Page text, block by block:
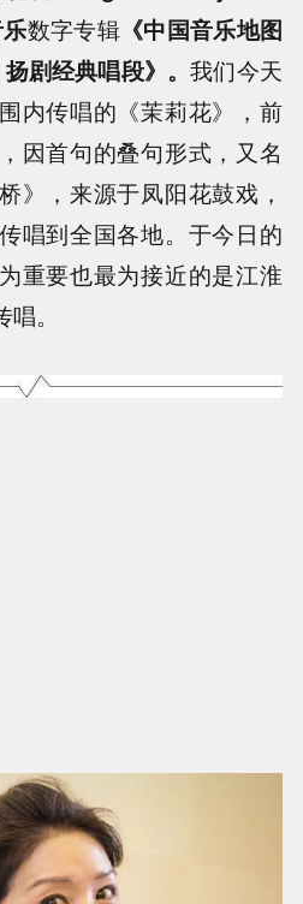
数字专辑《中国音乐地图
剧经典唱段》 。我们今天
内传唱的《茉莉花》，前
因首句的叠句形式，又名
》，来源于凤阳花鼓戏，
唱到全国各地。于今日的
重要也最为接近的是江淮
。